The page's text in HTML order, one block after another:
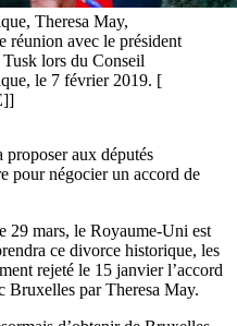
Theresa May,
réunion avec le président
lors du Conseil
le 7 février 2019. [
aux députés
pour négocier un accord de
29 mars, le Royaume-Uni est
ce divorce historique, les
rejeté le 15 janvier l’accord
Bruxelles par Theresa May.